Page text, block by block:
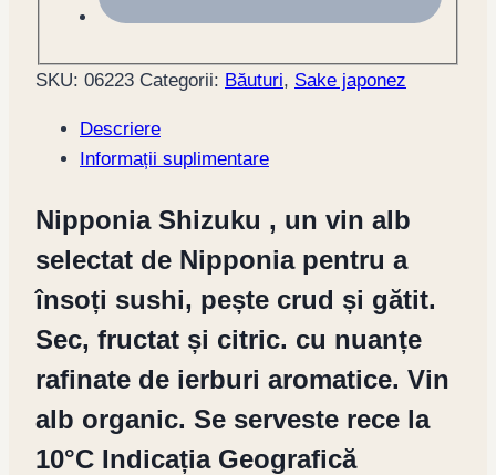
SKU: 06223 Categorii: Băuturi, Sake japonez
Descriere
Informații suplimentare
Nipponia Shizuku , un vin alb
selectat de Nipponia pentru a
însoți sushi, pește crud și gătit.
Sec, fructat și citric. cu nuanțe
rafinate de ierburi aromatice. Vin
alb organic. Se serveste rece la
10°C Indicația Geografică